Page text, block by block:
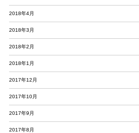
2018年4月
2018年3月
2018年2月
2018年1月
2017年12月
2017年10月
2017年9月
2017年8月